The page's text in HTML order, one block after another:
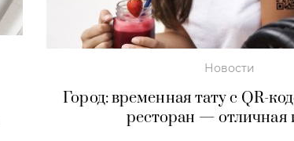
Новости
Город: временная тату с QR-
ресторан — отличная